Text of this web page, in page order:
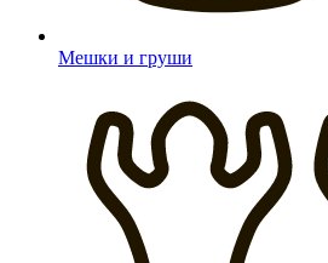
Мешки и груши